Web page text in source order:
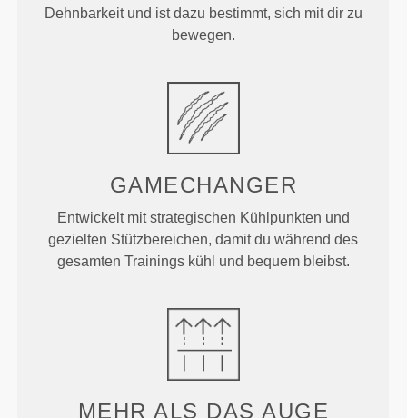
Dehnbarkeit und ist dazu bestimmt, sich mit dir zu
bewegen.
GAMECHANGER
Entwickelt mit strategischen Kühlpunkten und
gezielten Stützbereichen, damit du während des
gesamten Trainings kühl und bequem bleibst.
MEHR ALS DAS AUGE